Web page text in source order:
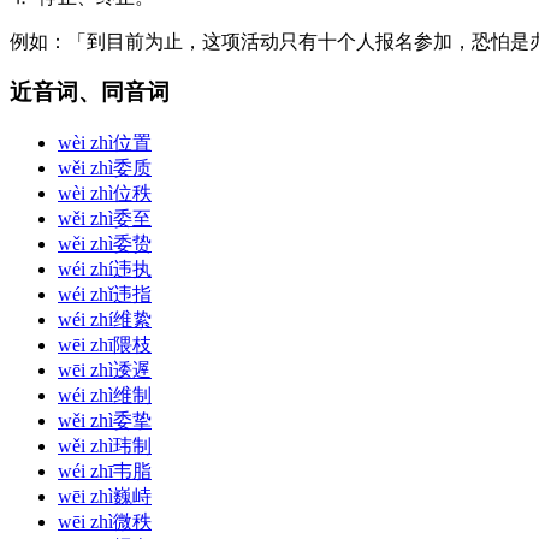
例如：「到目前为止，这项活动只有十个人报名参加，恐怕是
近音词、同音词
wèi zhì位置
wěi zhì委质
wèi zhì位秩
wěi zhì委至
wěi zhì委贽
wéi zhí违执
wéi zhǐ违指
wéi zhí维絷
wēi zhī隈枝
wēi zhì逶遟
wéi zhì维制
wěi zhì委挚
wěi zhì玮制
wéi zhī韦脂
wēi zhì巍峙
wēi zhì微秩